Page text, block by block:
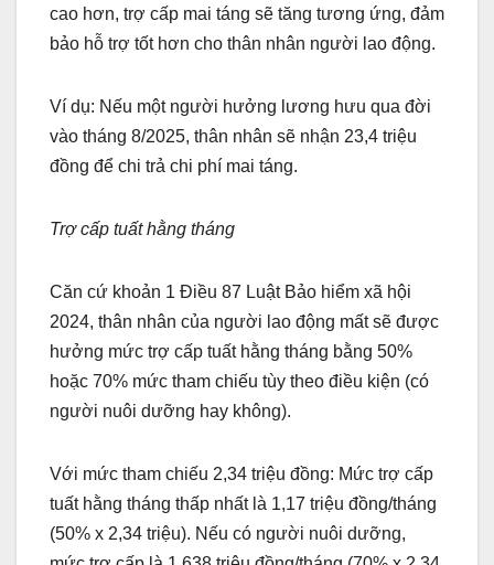
cao hơn, trợ cấp mai táng sẽ tăng tương ứng, đảm
bảo hỗ trợ tốt hơn cho thân nhân người lao động.
Ví dụ: Nếu một người hưởng lương hưu qua đời
vào tháng 8/2025, thân nhân sẽ nhận 23,4 triệu
đồng để chi trả chi phí mai táng.
Trợ cấp tuất hằng tháng
Căn cứ khoản 1 Điều 87 Luật Bảo hiểm xã hội
2024, thân nhân của người lao động mất sẽ được
hưởng mức trợ cấp tuất hằng tháng bằng 50%
hoặc 70% mức tham chiếu tùy theo điều kiện (có
người nuôi dưỡng hay không).
Với mức tham chiếu 2,34 triệu đồng: Mức trợ cấp
tuất hằng tháng thấp nhất là 1,17 triệu đồng/tháng
(50% x 2,34 triệu). Nếu có người nuôi dưỡng,